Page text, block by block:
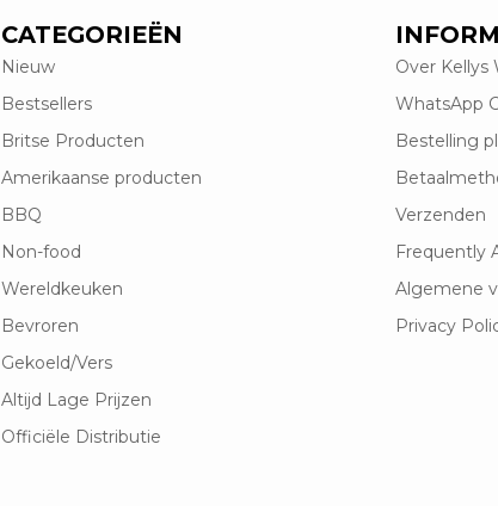
CATEGORIEËN
Nieuw
Bestsellers
Britse Producten
Amerikaanse producten
BBQ
Non-food
Wereldkeuken
Bevroren
Gekoeld/Vers
Altijd Lage Prijzen
Officiële Distributie
Over Kellys
WhatsApp
Bestelling
Verzenden
Frequently
Algemene
Privacy